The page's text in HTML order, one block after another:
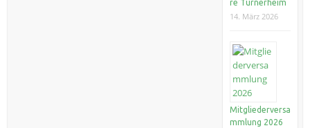
re Turnerheim
14. März 2026
Mitgliederversa
mmlung 2026